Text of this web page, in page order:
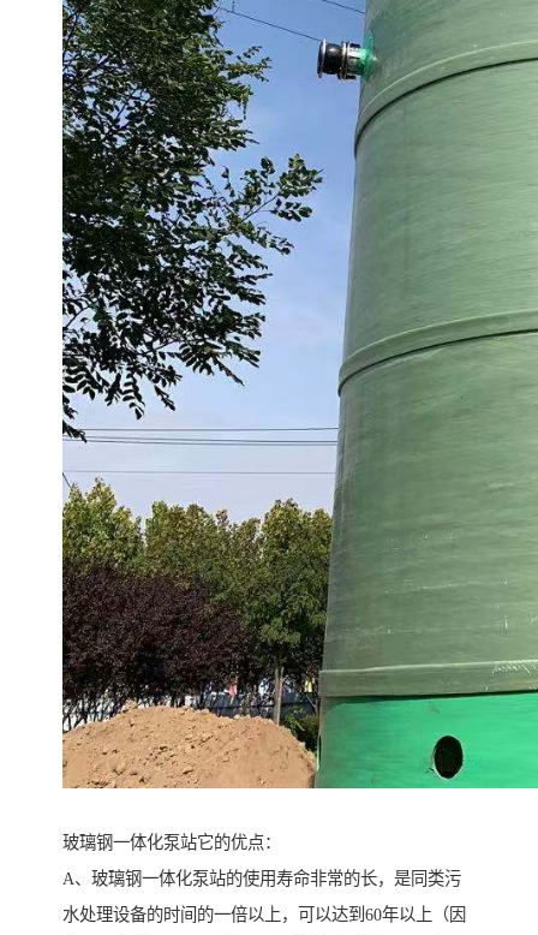
玻璃钢一体化泵站它的优点：
A、玻璃钢一体化泵站的使用寿命非常的长，是同类污
水处理设备的时间的一倍以上，可以达到60年以上（因